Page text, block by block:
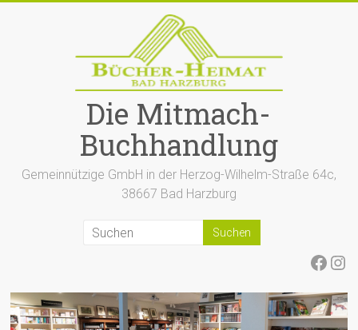
Die Mitmach-
Buchhandlung
Gemeinnützige GmbH in der Herzog-Wilhelm-Straße 64c,
38667 Bad Harzburg